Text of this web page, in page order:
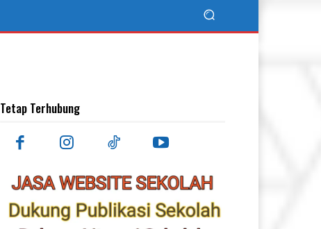
Tetap Terhubung